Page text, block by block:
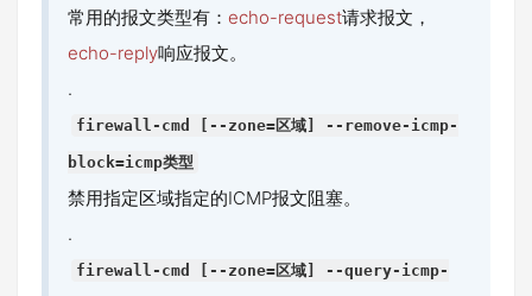
常用的报文类型有： echo-request请求报文，
echo-reply响应报文。
.
firewall-cmd [--zone=区域] --remove-icmp-
block=icmp类型
禁用指定区域指定的ICMP报文阻塞。
.
firewall-cmd [--zone=区域] --query-icmp-